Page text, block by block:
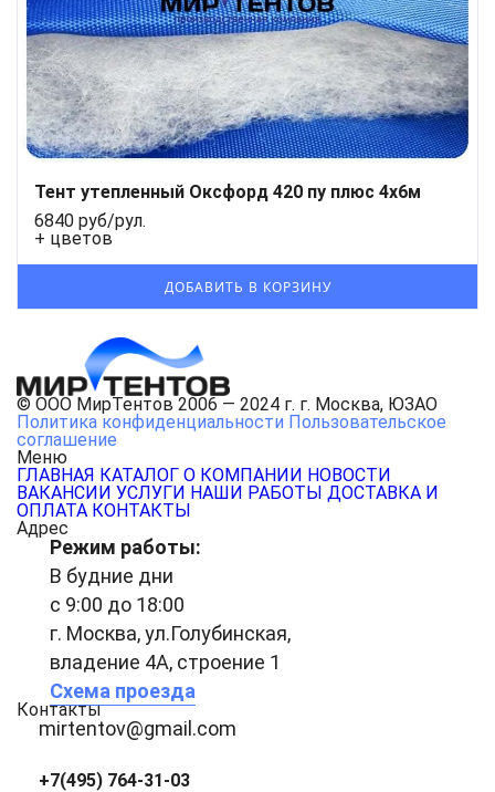
Тент утепленный Оксфорд 420 пу плюс 4х6м
6840 руб/рул.
+ цветов
© ООО МирТентов 2006 — 2024 г. г. Москва, ЮЗАО
Политика конфиденциальности Пользовательское
соглашение
Меню
ГЛАВНАЯ КАТАЛОГ О КОМПАНИИ НОВОСТИ
ВАКАНСИИ УСЛУГИ НАШИ РАБОТЫ ДОСТАВКА И
ОПЛАТА КОНТАКТЫ
Адрес
Режим работы:
В будние дни
с 9:00 до 18:00
г. Москва, ул.Голубинская,
владение 4А, строение 1
Схема проезда
Контакты
mirtentov@gmail.com
+7(495) 764-31-03